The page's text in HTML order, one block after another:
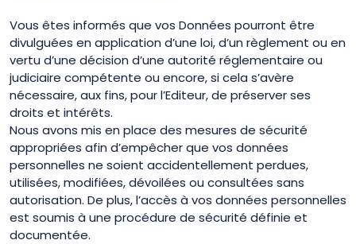
Vous êtes informés que vos Données pourront être
divulguées en application d’une loi, d’un règlement ou en
vertu d’une décision d’une autorité réglementaire ou
judiciaire compétente ou encore, si cela s’avère
nécessaire, aux fins, pour l’Editeur, de préserver ses
droits et intérêts.
Nous avons mis en place des mesures de sécurité
appropriées afin d’empêcher que vos données
personnelles ne soient accidentellement perdues,
utilisées, modifiées, dévoilées ou consultées sans
autorisation. De plus, l’accès à vos données personnelles
est soumis à une procédure de sécurité définie et
documentée.